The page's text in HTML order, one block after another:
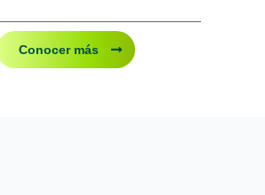
Conocer más